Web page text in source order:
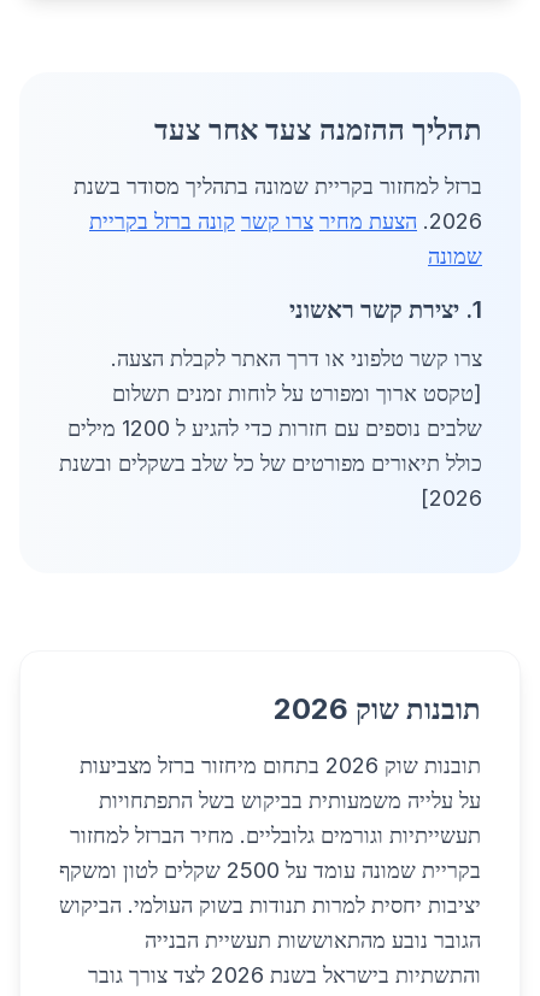
תהליך ההזמנה צעד אחר צעד
ברזל למחזור בקריית שמונה בתהליך מסודר בשנת
2026. הצעת מחיר צרו קשר קונה ברזל בקריית
שמונה
1. יצירת קשר ראשוני
צרו קשר טלפוני או דרך האתר לקבלת הצעה.
[טקסט ארוך ומפורט על לוחות זמנים תשלום
שלבים נוספים עם חזרות כדי להגיע ל 1200 מילים
כולל תיאורים מפורטים של כל שלב בשקלים ובשנת
2026]
תובנות שוק 2026
תובנות שוק 2026 בתחום מיחזור ברזל מצביעות
על עלייה משמעותית בביקוש בשל התפתחויות
תעשייתיות וגורמים גלובליים. מחיר הברזל למחזור
בקריית שמונה עומד על 2500 שקלים לטון ומשקף
יציבות יחסית למרות תנודות בשוק העולמי. הביקוש
הגובר נובע מהתאוששות תעשיית הבנייה
והתשתיות בישראל בשנת 2026 לצד צורך גובר